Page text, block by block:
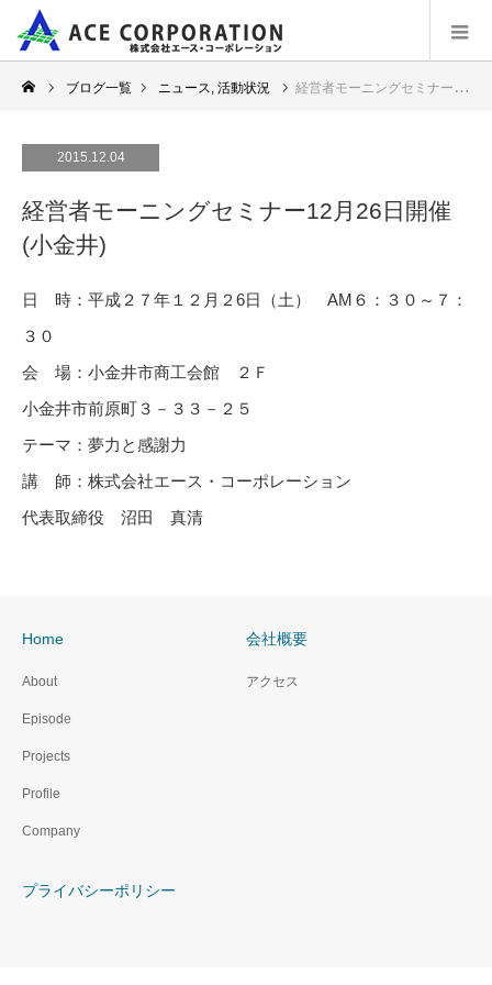
ブログ一覧 ニュース, 活動状況 経営者モーニングセミナー12月26日開催(小金井)
2015.12.04
経営者モーニングセミナー12月26日開催
(小金井)
日 時：平成２７年１２月２6日（土） AM６：３０～７：
３０
会 場：小金井市商工会館 ２Ｆ
小金井市前原町３－３３－２５
テーマ：夢力と感謝力
講 師：株式会社エース・コーポレーション
代表取締役 沼田 真清
Home
About
Episode
Projects
Profile
Company
会社概要
アクセス
プライバシーポリシー